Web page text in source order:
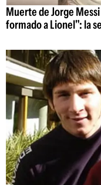
Muerte de Jorge
formado a Lionel": la